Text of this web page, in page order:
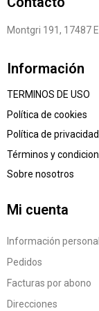
Montgri 191, 17487
Información
TERMINOS DE USO
Política de cookies
Política de privacidad
Términos y
Sobre nosotros
Mi cuenta
Información personal
Pedidos
Facturas por abono
Direcciones